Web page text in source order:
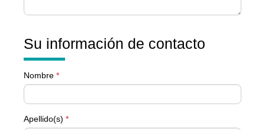
Su información de contacto
Nombre *
Apellido(s) *